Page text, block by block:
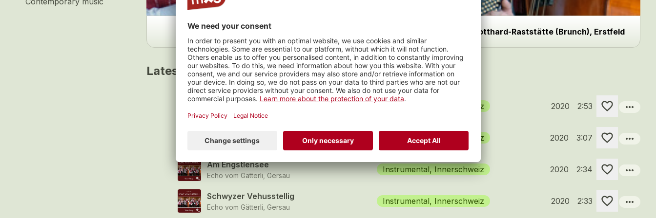
Gotthard-Raststätte (Brunch), Erstfeld
Latest tracks
Einä für d'Hornusser
Echo vom Gätterli, Gersau
Instrumental, Innerschweiz 2020 2:53 more_horiz
Echo vom Gätterli, Gersau
Instrumental, Innerschweiz 2020 3:07 more_horiz
Am Engstlensee
Echo vom Gätterli, Gersau
Instrumental, Innerschweiz 2020 2:34 more_horiz
Schwyzer Vehusstellig
Echo vom Gätterli, Gersau
Instrumental, Innerschweiz 2020 2:33 more_horiz